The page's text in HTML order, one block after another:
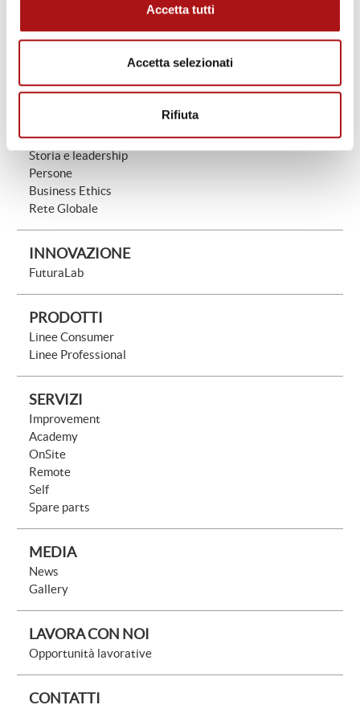
Accetta tutti
Accetta selezionati
Rifiuta
Il Prodotto Perfetto
La Miglior Performance
Missione Visione e Valori
Storia e leadership
Persone
Business Ethics
Rete Globale
INNOVAZIONE
FuturaLab
PRODOTTI
Linee Consumer
Linee Professional
SERVIZI
Improvement
Academy
OnSite
Remote
Self
Spare parts
MEDIA
News
Gallery
LAVORA CON NOI
Opportunità lavorative
CONTATTI